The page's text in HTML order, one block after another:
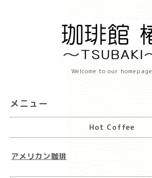
Welcome to our homepage
メニュー
Hot Coffee
アメリカン珈琲